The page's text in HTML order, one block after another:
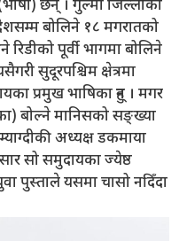
छन् । गुल्मी जिल्लाको
बोलिने १८ मगरातको
पूर्वी भागमा बोलिने
सुदूरपश्चिम क्षेत्रमा
प्रमुख भाषिका हुन् । मगर
बोल्ने मानिसको सङ्ख्या
अध्यक्ष डकमाया
सो समुदायका ज्येष्ठ
पुस्ताले यसमा चासो नदिँदा